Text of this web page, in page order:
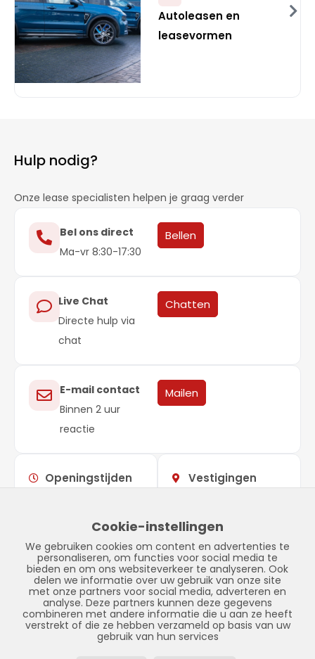
Autoleasen en
leasevormen
Hulp nodig?
Onze lease specialisten helpen je graag verder
Bel ons direct
Ma-vr 8:30-17:30
Bellen
Live Chat
Directe hulp via
chat
Chatten
E-mail contact
Binnen 2 uur
reactie
Mailen
Openingstijden
ZondagGesloten
Vestigingen
Tinnegieter 7
9502 EX Stadskanaal
Cookie-instellingen
We gebruiken cookies om content en advertenties te
personaliseren, om functies voor social media te
bieden en om ons websiteverkeer te analyseren. Ook
delen we informatie over uw gebruik van onze site
met onze partners voor social media, adverteren en
analyse. Deze partners kunnen deze gegevens
combineren met andere informatie die u aan ze heeft
verstrekt of die ze hebben verzameld op basis van uw
gebruik van hun services